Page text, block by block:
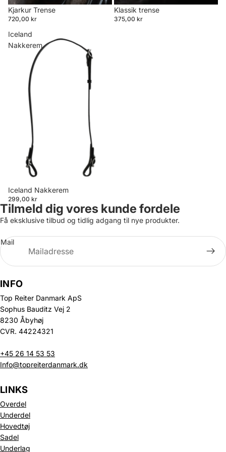
Kjarkur Trense
720,00 kr
Klassik trense
375,00 kr
Iceland
Nakkerem
Iceland Nakkerem
299,00 kr
Tilmeld dig vores kunde fordele
Få eksklusive tilbud og tidlig adgang til nye produkter.
Mail
INFO
Top Reiter Danmark ApS
Sophus Bauditz Vej 2
8230 Åbyhøj
CVR. 44224321
+45 26 14 53 53
Info@topreiterdanmark.dk
LINKS
Overdel
Underdel
Hovedtøj
Sadel
Underlag